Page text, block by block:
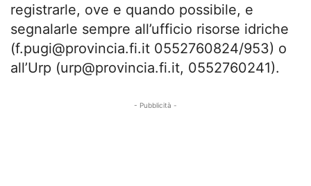
registrarle, ove e quando possibile, e
segnalarle sempre all’ufficio risorse idriche
(f.pugi@provincia.fi.it 0552760824/953) o
all’Urp (urp@provincia.fi.it, 0552760241).
- Pubblicità -